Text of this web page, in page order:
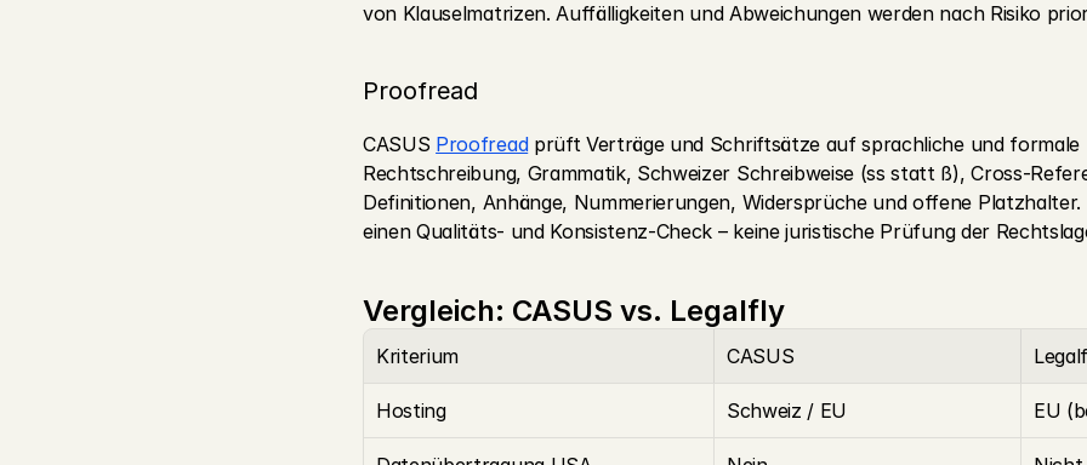
von Klauselmatrizen. Auffälligkeiten und Abweichungen werden nach Risiko
Proofread
CASUS Proofread prüft Verträge und Schriftsätze auf sprachliche und formale
Rechtschreibung, Grammatik, Schweizer Schreibweise (ss statt ß), Cross-
Definitionen, Anhänge, Nummerierungen, Widersprüche und offene Platzhalter.
einen Qualitäts- und Konsistenz-Check – keine juristische Prüfung der
Vergleich: CASUS vs. Legalfly
Kriterium CASUS
Hosting Schweiz / EU EU